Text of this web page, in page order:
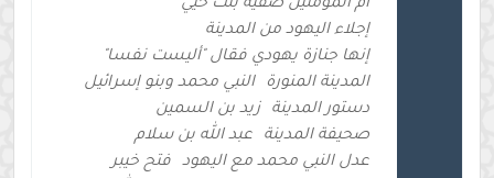
أم المؤمنين صفية بنت حيي
إجلاء اليهود من المدينة
إنها جنازة يهودي فقال "أليست نفسا"
المدينة المنورة
النبي محمد وبنو إسرائيل
دستور المدينة
زيد بن السمين
صحيفة المدينة
عبد الله بن سلام
عدل النبي محمد مع اليهود
فتح خيبر